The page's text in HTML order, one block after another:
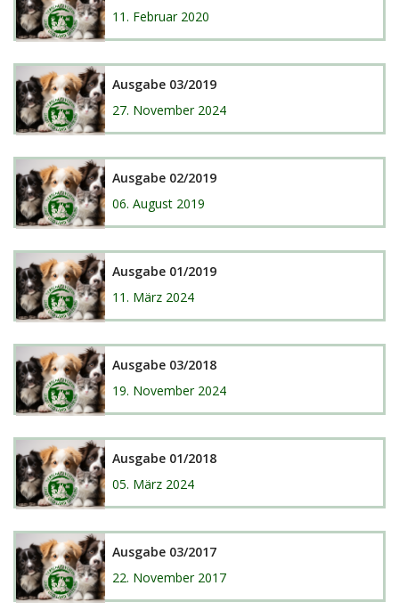
11. Februar 2020
Ausgabe 03/2019
27. November 2024
Ausgabe 02/2019
06. August 2019
Ausgabe 01/2019
11. März 2024
Ausgabe 03/2018
19. November 2024
Ausgabe 01/2018
05. März 2024
Ausgabe 03/2017
22. November 2017